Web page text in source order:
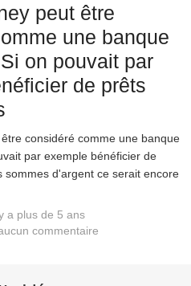
peut être
une banque
on pouvait par
de prêts
considéré comme une banque
par exemple bénéficier de
sommes d'argent ce serait encore
a plus de 5 ans
commentaire